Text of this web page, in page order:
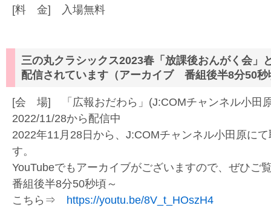
[料 金] 入場無料
三の丸クラシックス2023春「放課後おんがく会
配信されています（アーカイブ 番組後半8分50
[会 場] 「広報おだわら」(J:COMチャンネル小
2022/11/28から配信中
2022年11月28日から、J:COMチャンネル小田原に
す。
YouTubeでもアーカイブがございますので、ぜひご
番組後半8分50秒頃～
こちら⇒ https://youtu.be/8V_t_HOszH4